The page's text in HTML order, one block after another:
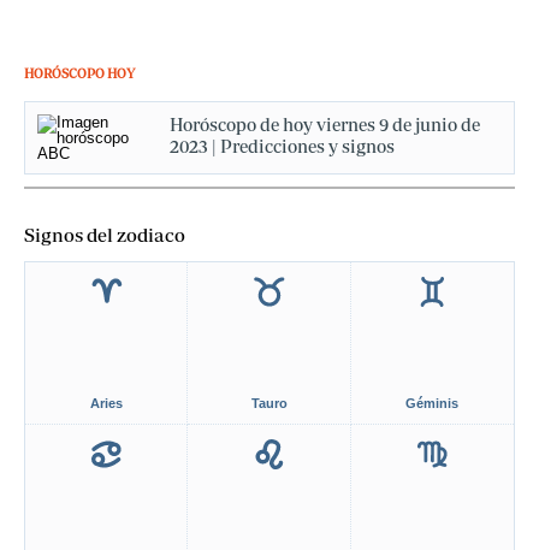
HORÓSCOPO HOY
Horóscopo de hoy viernes 9 de junio de
2023 | Predicciones y signos
Signos del zodiaco
Aries Tauro Géminis